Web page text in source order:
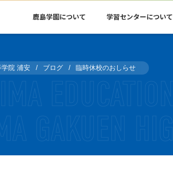
鹿島学園について 学習センターについて
学院 浦安 ブログ 臨時休校のおしらせ